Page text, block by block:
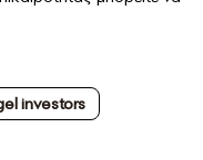
investors